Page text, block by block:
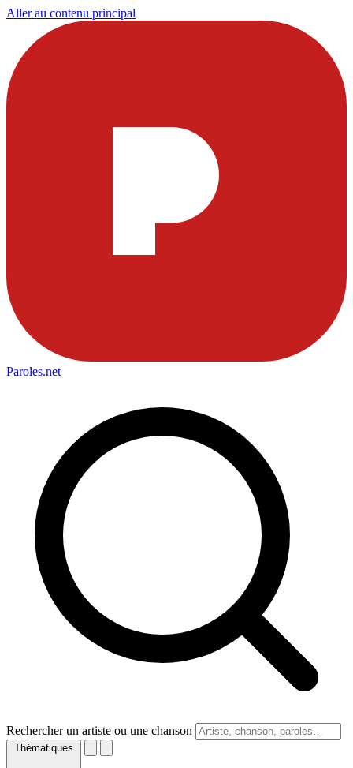
Aller au contenu principal
Paroles.net
Rechercher un artiste ou une chanson
Thématiques